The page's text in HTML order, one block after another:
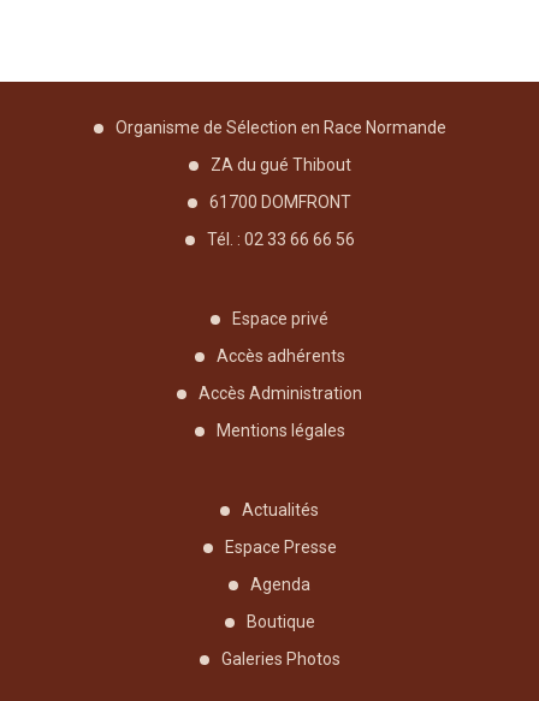
Organisme de Sélection en Race Normande
ZA du gué Thibout
61700 DOMFRONT
Tél. : 02 33 66 66 56
Espace privé
Accès adhérents
Accès Administration
Mentions légales
Actualités
Espace Presse
Agenda
Boutique
Galeries Photos